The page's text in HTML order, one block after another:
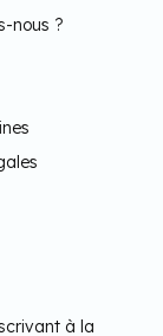
nous ?
à la